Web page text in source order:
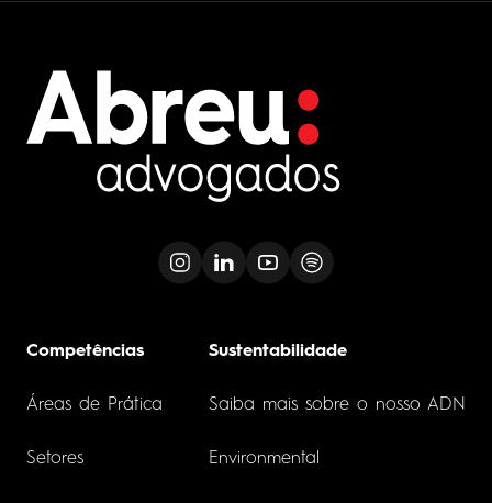
Competências
Áreas de Prática
Setores
Sustentabilidade
Saiba mais sobre o nosso ADN
Environmental